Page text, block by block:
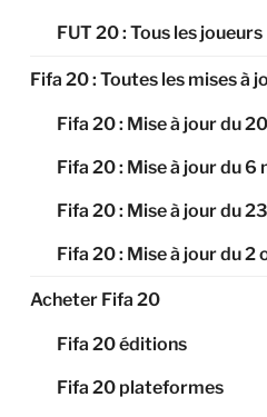
FUT 20 : Tous les joueurs
Fifa 20 : Toutes les mises à
Fifa 20 : Mise à jour du
Fifa 20 : Mise à jour du
Fifa 20 : Mise à jour du
Fifa 20 : Mise à jour du
Acheter Fifa 20
Fifa 20 éditions
Fifa 20 plateformes